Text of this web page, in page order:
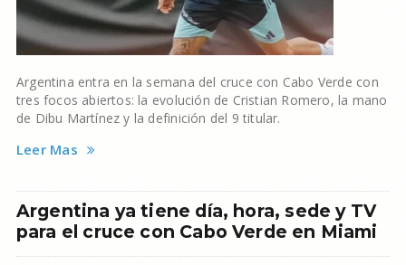
Argentina entra en la semana del cruce con Cabo Verde con
tres focos abiertos: la evolución de Cristian Romero, la mano
de Dibu Martínez y la definición del 9 titular.
Leer Mas
Argentina ya tiene día, hora, sede y TV
para el cruce con Cabo Verde en Miami